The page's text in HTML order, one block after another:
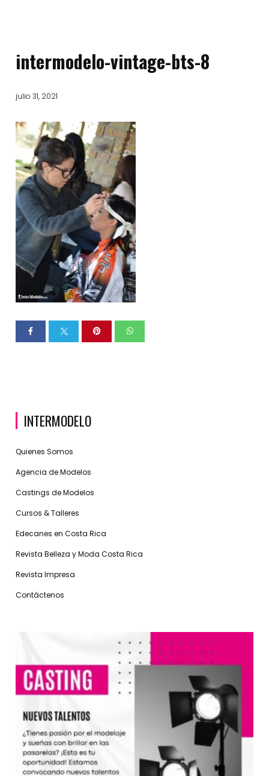
intermodelo-vintage-bts-8
julio 31, 2021
INTERMODELO
Quienes Somos
Agencia de Modelos
Castings de Modelos
Cursos & Talleres
Edecanes en Costa Rica
Revista Belleza y Moda Costa Rica
Revista Impresa
Contáctenos